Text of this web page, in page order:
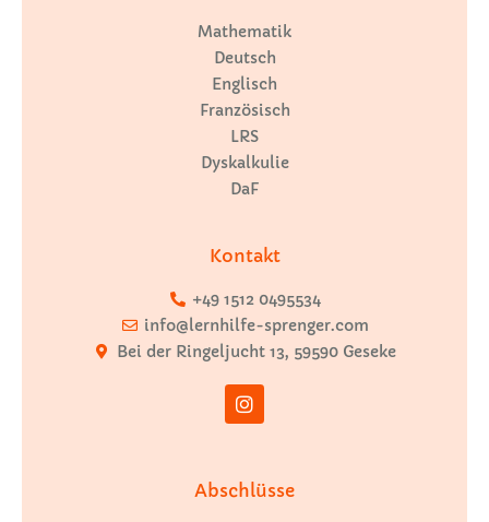
Mathematik
Deutsch
Englisch
Französisch
LRS
Dyskalkulie
DaF
Kontakt
+49 1512 0495534
info@lernhilfe-sprenger.com
Bei der Ringeljucht 13, 59590 Geseke
Abschlüsse